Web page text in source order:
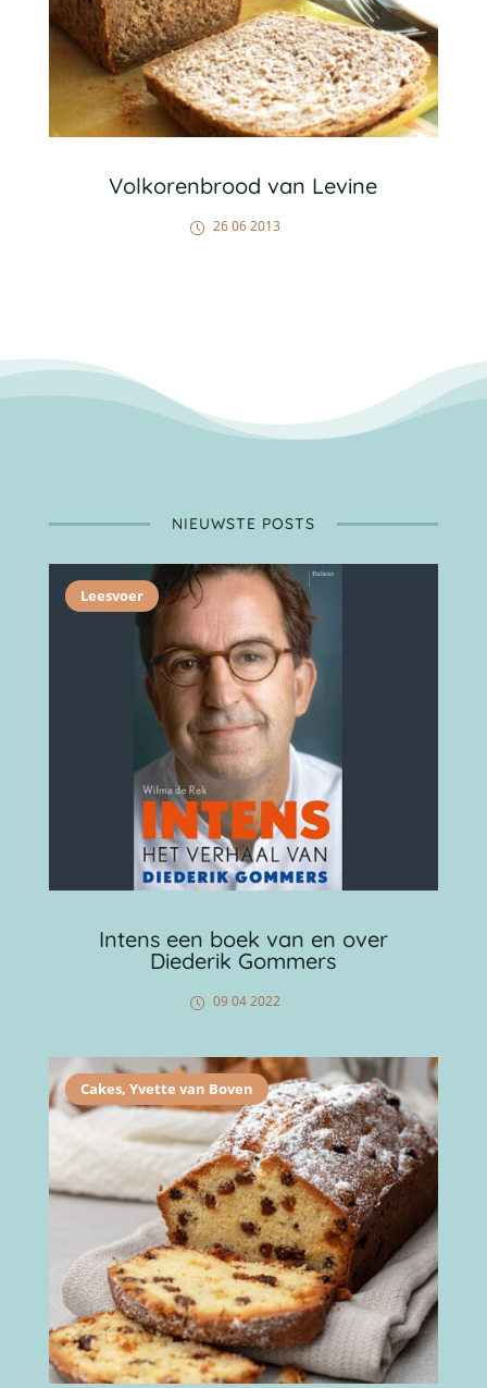
Volkorenbrood van Levine
26 06 2013
NIEUWSTE POSTS
Leesvoer
Intens een boek van en over
Diederik Gommers
09 04 2022
Cakes, Yvette van Boven